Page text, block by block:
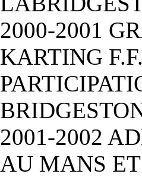
2000-2001
KARTING
2001-2002
AU MANS